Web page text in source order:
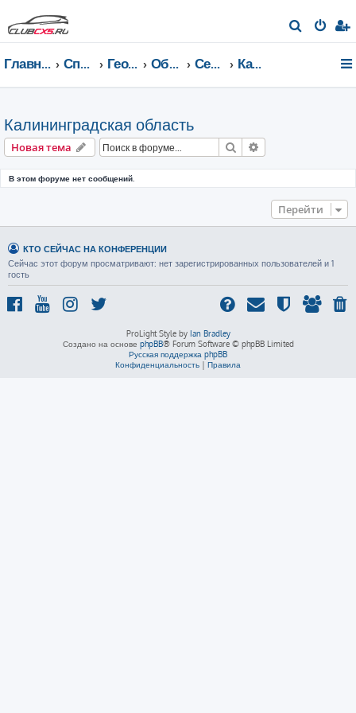
о
Главная страница Список форумов География Клуба CX-5 CLUB Общение по регионам Северо-Западный федеральный округ Калининградская область
Калининградская область
Новая тема Поиск
В этом форуме нет сообщений.
Перейти
КТО СЕЙЧАС НА КОНФЕРЕНЦИИ
Сейчас этот форум просматривают: нет зарегистрированных пользователей и 1
гость
ProLight Style by Ian Bradley
Создано на основе phpBB® Forum Software © phpBB Limited
Русская поддержка phpBB
Конфиденциальность | Правила